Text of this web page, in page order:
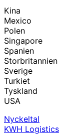
Kina
Mexico
Polen
Singapore
Spanien
Storbritannien
Sverige
Turkiet
Tyskland
USA
Nyckeltal
KWH Logistics